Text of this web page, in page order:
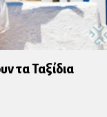
τα Ταξίδια